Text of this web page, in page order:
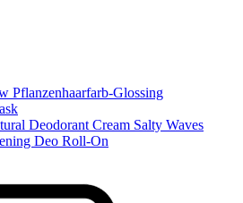
Pflanzenhaarfarb-Glossing
Deodorant Cream Salty Waves
Deo Roll-On